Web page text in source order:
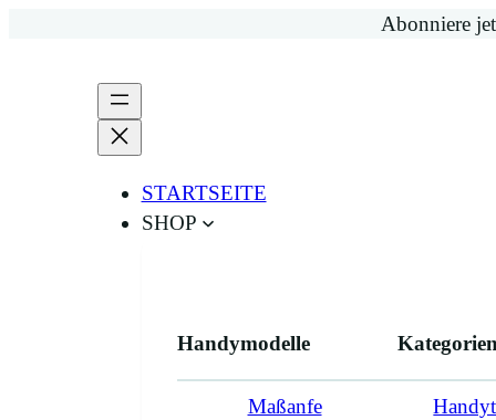
Abonniere
STARTSEITE
SHOP
Handymodelle
Maßanfe